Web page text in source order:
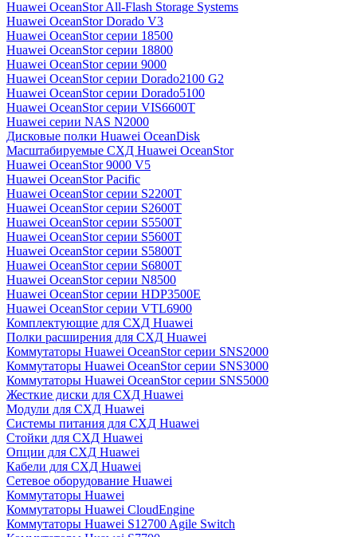
Huawei OceanStor All-Flash Storage Systems
Huawei OceanStor Dorado V3
Huawei OceanStor серии 18500
Huawei OceanStor серии 18800
Huawei OceanStor серии 9000
Huawei OceanStor серии Dorado2100 G2
Huawei OceanStor серии Dorado5100
Huawei OceanStor серии VIS6600T
Huawei серии NAS N2000
Дисковые полки Huawei OceanDisk
Масштабируемые СХД Huawei OceanStor
Huawei OceanStor 9000 V5
Huawei OceanStor Pacific
Huawei OceanStor серии S2200T
Huawei OceanStor серии S2600T
Huawei OceanStor серии S5500T
Huawei OceanStor серии S5600T
Huawei OceanStor серии S5800T
Huawei OceanStor серии S6800T
Huawei OceanStor серии N8500
Huawei OceanStor серии HDP3500E
Huawei OceanStor серии VTL6900
Комплектующие для СХД Huawei
Полки расширения для СХД Huawei
Коммутаторы Huawei OceanStor серии SNS2000
Коммутаторы Huawei OceanStor серии SNS3000
Коммутаторы Huawei OceanStor серии SNS5000
Жесткие диски для СХД Huawei
Модули для СХД Huawei
Системы питания для СХД Huawei
Стойки для СХД Huawei
Опции для СХД Huawei
Кабели для СХД Huawei
Сетевое оборудование Huawei
Коммутаторы Huawei
Коммутаторы Huawei CloudEngine
Коммутаторы Huawei S12700 Agile Switch